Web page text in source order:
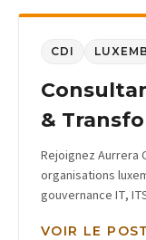
CDI
&
Rejoignez Aurrera
organisations
gouvernance IT,
VOIR LE